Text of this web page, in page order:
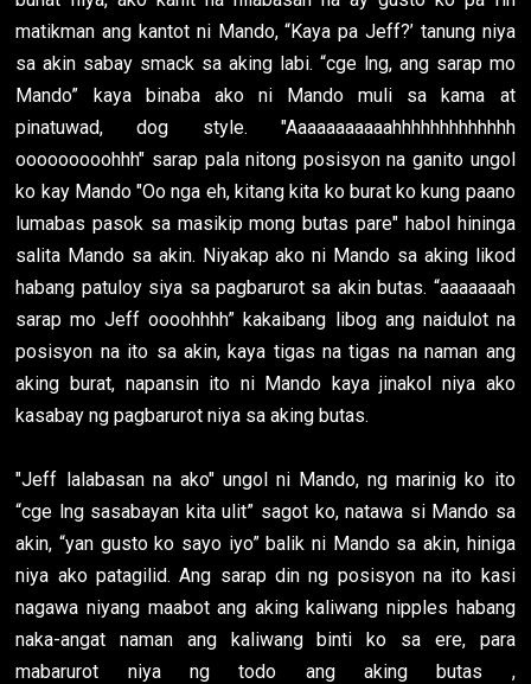
matikman ang kantot ni Mando, “Kaya pa Jeff?’ tanung niya
sa akin sabay smack sa aking labi. “cge lng, ang sarap mo
Mando” kaya binaba ako ni Mando muli sa kama at
pinatuwad, dog style. "Aaaaaaaaaaahhhhhhhhhhhhh
ooooooooohhh" sarap pala nitong posisyon na ganito ungol
ko kay Mando "Oo nga eh, kitang kita ko burat ko kung paano
lumabas pasok sa masikip mong butas pare" habol hininga
salita Mando sa akin. Niyakap ako ni Mando sa aking likod
habang patuloy siya sa pagbarurot sa akin butas. “aaaaaaah
sarap mo Jeff oooohhhh” kakaibang libog ang naidulot na
posisyon na ito sa akin, kaya tigas na tigas na naman ang
aking burat, napansin ito ni Mando kaya jinakol niya ako
kasabay ng pagbarurot niya sa aking butas.
"Jeff lalabasan na ako" ungol ni Mando, ng marinig ko ito
“cge lng sasabayan kita ulit” sagot ko, natawa si Mando sa
akin, “yan gusto ko sayo iyo” balik ni Mando sa akin, hiniga
niya ako patagilid. Ang sarap din ng posisyon na ito kasi
nagawa niyang maabot ang aking kaliwang nipples habang
naka-angat naman ang kaliwang binti ko sa ere, para
mabarurot niya ng todo ang aking butas ,